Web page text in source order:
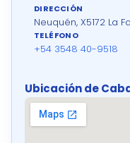
DIRECCIÓN
Neuquén, X5172 La
TELÉFONO
+54 3548 40-9518
Ubicación de